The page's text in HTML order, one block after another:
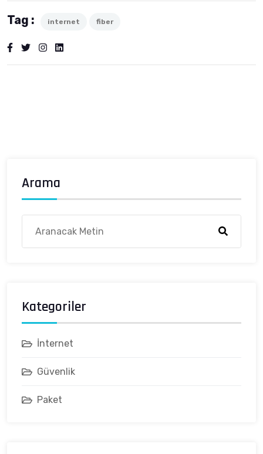
Tag : internet fiber
Arama
Kategoriler
İnternet
Güvenlik
Paket